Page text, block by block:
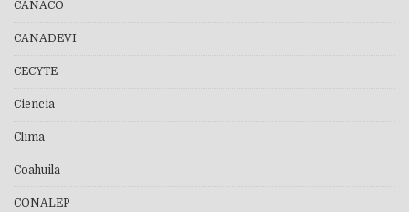
CANACO
CANADEVI
CECYTE
Ciencia
Clima
Coahuila
CONALEP